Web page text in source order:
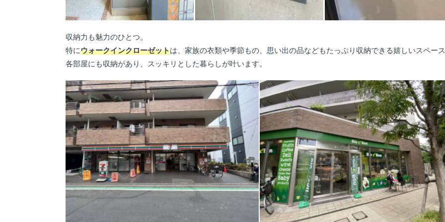
収納力も魅力のひとつ。
特にウォークインクローゼットは、家族の衣類や季節もの、思い出の品などもたっぷり収納できる嬉しいスペー
各部屋にも収納があり、スッキリとした暮らしが叶います。